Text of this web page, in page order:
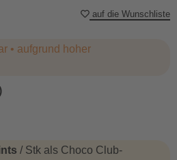
• aufgrund hoher
/ Stk als Choco Club-
auf die Wunschliste